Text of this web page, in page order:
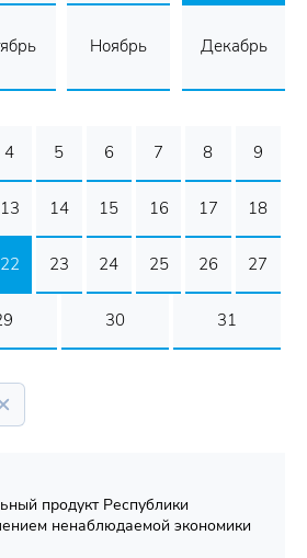
Ноябрь Декабрь
4 5 6 7 8 9
13 14 15 16 17 18
22 23 24 25 26 27
30 31
продукт Республики
ненаблюдаемой экономики